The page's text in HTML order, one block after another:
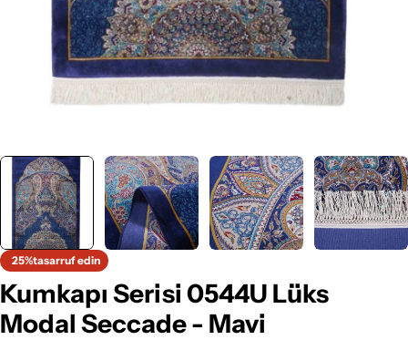
25%tasarruf edin
Kumkapı Serisi 0544U Lüks
Modal Seccade - Mavi